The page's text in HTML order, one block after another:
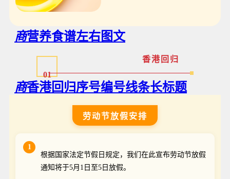
商营养食谱左右图文
01
香港回归
商香港回归序号编号线条长标题
劳动节放假安排
1
根据国家法定节假日规定，我们在此宣布劳动节放假
通知将于5月1日至5日放假。